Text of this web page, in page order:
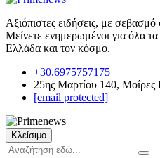
Αξιόπιστες ειδήσεις, με
Μείνετε ενημερωμένοι για όλα
Ελλάδα και τον κόσμο.
+30.6975757175
25ης Μαρτίου 140, Μοίρες
[email protected]
Κλείσιμο